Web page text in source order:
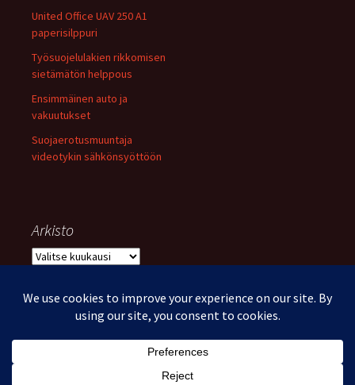
United Office UAV 250 A1
paperisilppuri
Työsuojelulakien rikkomisen
sietämätön helppous
Ensimmäinen auto ja
vakuutukset
Suojaerotusmuuntaja
videotykin sähkönsyöttöön
Arkisto
Arkisto